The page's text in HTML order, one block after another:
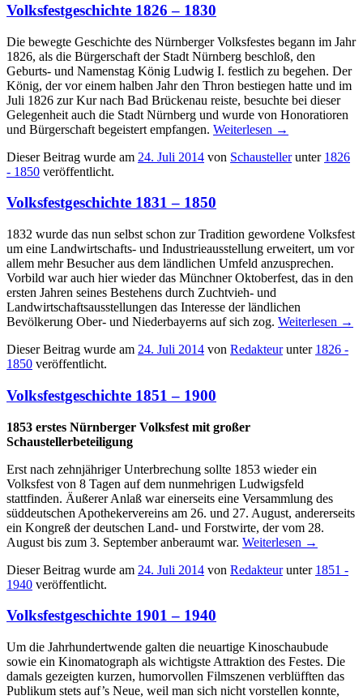
Volksfestgeschichte 1826 – 1830
Die bewegte Geschichte des Nürnberger Volksfestes begann im Jahr
1826, als die Bürgerschaft der Stadt Nürnberg beschloß, den
Geburts- und Namenstag König Ludwig I. festlich zu begehen. Der
König, der vor einem halben Jahr den Thron bestiegen hatte und im
Juli 1826 zur Kur nach Bad Brückenau reiste, besuchte bei dieser
Gelegenheit auch die Stadt Nürnberg und wurde von Honoratioren
und Bürgerschaft begeistert empfangen. Weiterlesen →
Dieser Beitrag wurde am 24. Juli 2014 von Schaustellerunter 1826
- 1850 veröffentlicht.
Volksfestgeschichte 1831 – 1850
1832 wurde das nun selbst schon zur Tradition gewordene Volksfest
um eine Landwirtschafts- und Industrieausstellung erweitert, um vor
allem mehr Besucher aus dem ländlichen Umfeld anzusprechen.
Vorbild war auch hier wieder das Münchner Oktoberfest, das in den
ersten Jahren seines Bestehens durch Zuchtvieh- und
Landwirtschaftsausstellungen das Interesse der ländlichen
Bevölkerung Ober- und Niederbayerns auf sich zog. Weiterlesen →
Dieser Beitrag wurde am 24. Juli 2014 von Redakteurunter 1826 -
1850 veröffentlicht.
Volksfestgeschichte 1851 – 1900
1853 erstes Nürnberger Volksfest mit großer
Schaustellerbeteiligung
Erst nach zehnjähriger Unterbrechung sollte 1853 wieder ein
Volksfest von 8 Tagen auf dem nunmehrigen Ludwigsfeld
stattfinden. Äußerer Anlaß war einerseits eine Versammlung des
süddeutschen Apothekervereins am 26. und 27. August, andererseits
ein Kongreß der deutschen Land- und Forstwirte, der vom 28.
August bis zum 3. September anberaumt war. Weiterlesen →
Dieser Beitrag wurde am 24. Juli 2014 von Redakteurunter 1851 -
1940 veröffentlicht.
Volksfestgeschichte 1901 – 1940
Um die Jahrhundertwende galten die neuartige Kinoschaubude
sowie ein Kinomatograph als wichtigste Attraktion des Festes. Die
damals gezeigten kurzen, humorvollen Filmszenen verblüfften das
Publikum stets auf’s Neue, weil man sich nicht vorstellen konnte,